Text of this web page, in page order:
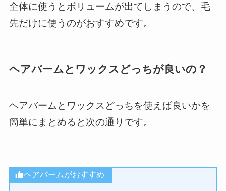
全体に使うとボリュームが出てしまうので、毛
先だけに使うのがおすすめです。
ヘアバームとワックスどっちが良いの？
ヘアバームとワックスどっちを使えば良いかを
簡単にまとめると次の通りです。
ヘアバームがおすすめ